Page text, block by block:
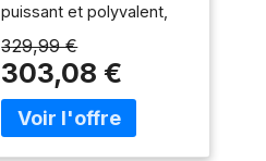
puissant et polyvalent,
qui vous aidera à réaliser
et pétrir tous types de
pâtes et autres
préparations culinaires
329,99 €
303,08 €